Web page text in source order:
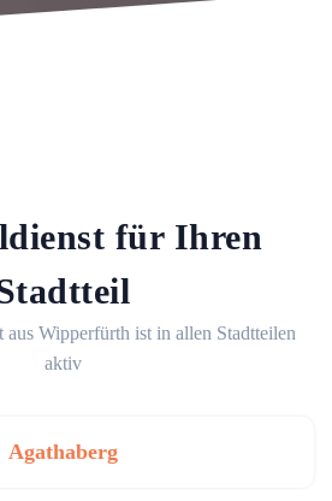
für Ihren
aus Wipperfürth ist in allen Stadtteilen
aktiv
Agathaberg